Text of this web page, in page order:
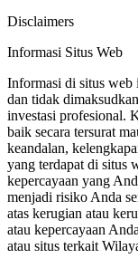
Disclaimers
Informasi Situs Web
Informasi di situs web
dan tidak
investasi profesional.
baik secara tersurat
keandalan,
yang terdapat di situs
kepercayaan yang
menjadi risiko Anda
atas kerugian atau
atau kepercayaan
atau situs terkait